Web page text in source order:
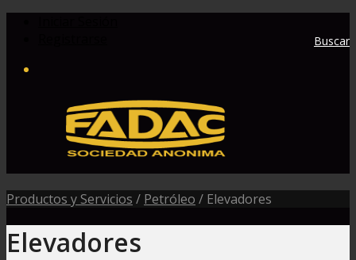
Buscar
Productos y Servicios / Petróleo / Elevadores
Elevadores